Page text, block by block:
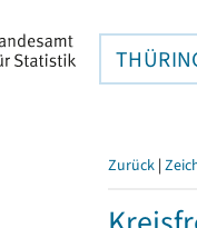
Zurück |